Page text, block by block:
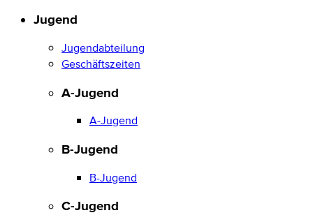
Jugend
Jugendabteilung
Geschäftszeiten
A-Jugend
A-Jugend
B-Jugend
B-Jugend
C-Jugend